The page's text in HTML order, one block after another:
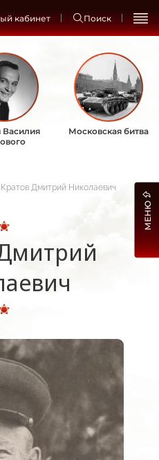
кабинет Поиск
Василия
Московская битва
Кратов Дмитрий Николаевич
МЕНЮ